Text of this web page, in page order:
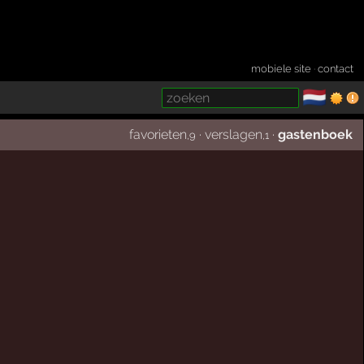
mobiele site ·contact
🇳🇱
favorieten ,9 ·verslagen ,1 ·gastenboek